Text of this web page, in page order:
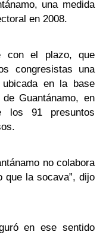
una medida
en 2008.
con el plazo, que
congresistas una
en la base
Guantánamo, en
los 91 presuntos
no colabora
que la socava”, dijo
en ese sentido